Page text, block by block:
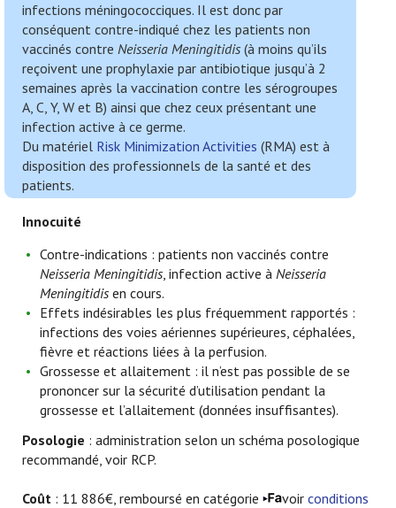
infections méningococciques. Il est donc par
conséquent contre-indiqué chez les patients non
vaccinés contre Neisseria Meningitidis (à moins qu’ils
reçoivent une prophylaxie par antibiotique jusqu’à 2
semaines après la vaccination contre les sérogroupes
A, C, Y, W et B) ainsi que chez ceux présentant une
infection active à ce germe.
Du matériel Risk Minimization Activities (RMA) est à
disposition des professionnels de la santé et des
patients.
Innocuité
Contre-indications : patients non vaccinés contre
Neisseria Meningitidis, infection active à Neisseria
Meningitidis en cours.
Effets indésirables les plus fréquemment rapportés :
infections des voies aériennes supérieures, céphalées,
fièvre et réactions liées à la perfusion.
Grossesse et allaitement : il n’est pas possible de se
prononcer sur la sécurité d’utilisation pendant la
grossesse et l’allaitement (données insuffisantes).
Posologie : administration selon un schéma posologique
recommandé, voir RCP.
Coût : 11 886€, remboursé en catégorie voir conditions